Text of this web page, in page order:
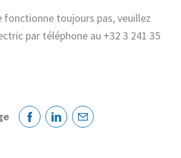
fonctionne toujours pas, veuillez
par téléphone au +32 3 241 35
FacebookLinkedinCourriel